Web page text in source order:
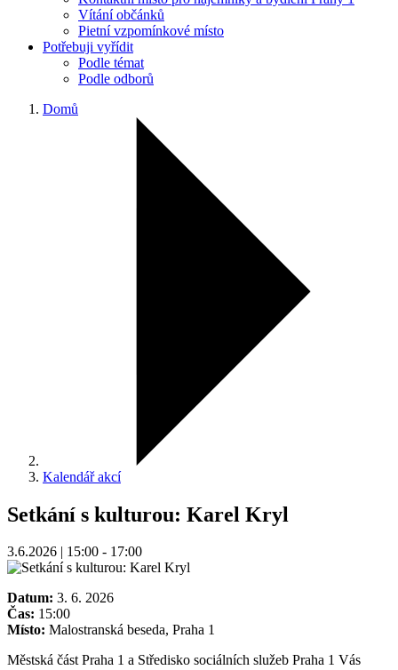
Vítání občánků
Pietní vzpomínkové místo
Potřebuji vyřídit
Podle témat
Podle odborů
Domů
Kalendář akcí
Setkání s kulturou: Karel Kryl
3.6.2026 | 15:00 - 17:00
Datum: 3. 6. 2026
Čas: 15:00
Místo: Malostranská beseda, Praha 1
Městská část Praha 1 a Středisko sociálních služeb Praha 1 Vás